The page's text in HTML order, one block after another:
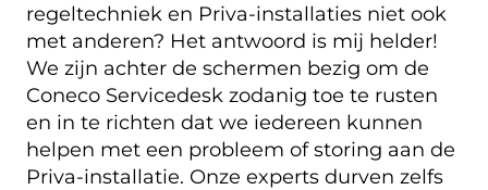
regeltechniek en Priva-installaties niet ook
met anderen? Het antwoord is mij helder!
We zijn achter de schermen bezig om de
Coneco Servicedesk zodanig toe te rusten
en in te richten dat we iedereen kunnen
helpen met een probleem of storing aan de
Priva-installatie. Onze experts durven zelfs